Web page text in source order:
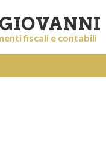
fiscali e contabili